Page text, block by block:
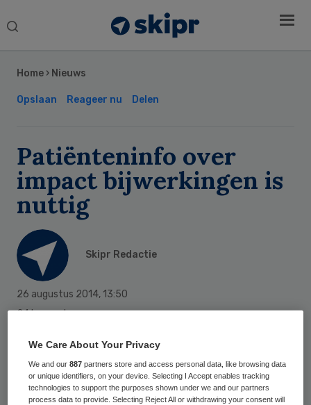
Search
Home › Nieuws
Opslaan Reageer nu Delen
Patiënteninfo over
impact bijwerkingen is
nuttig
Skipr Redactie
26 augustus 2014, 13:50
24 keer gelezen
Patiënten beschrijven hele andere
bijwerkingen bij een medicijn als
zorgprofessionals. Daarom is het nuttig dat
Sidebar
We Care About Your Privacy
We and our887 partners store and access personal data, like browsing data
or unique identifiers, on your device. Selecting I Accept enables tracking
technologies to support the purposes shown under we and our partners
process data to provide. Selecting Reject All or withdrawing your consent will